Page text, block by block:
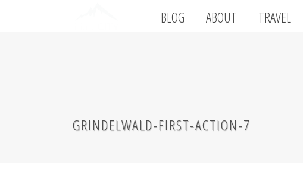
BLOG ABOUT TRAVEL
GRINDELWALD-FIRST-ACTION-7